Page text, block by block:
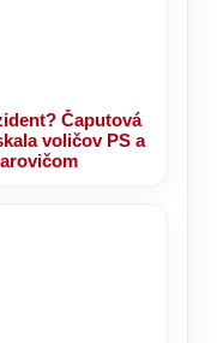
Čaputová
voličov PS a